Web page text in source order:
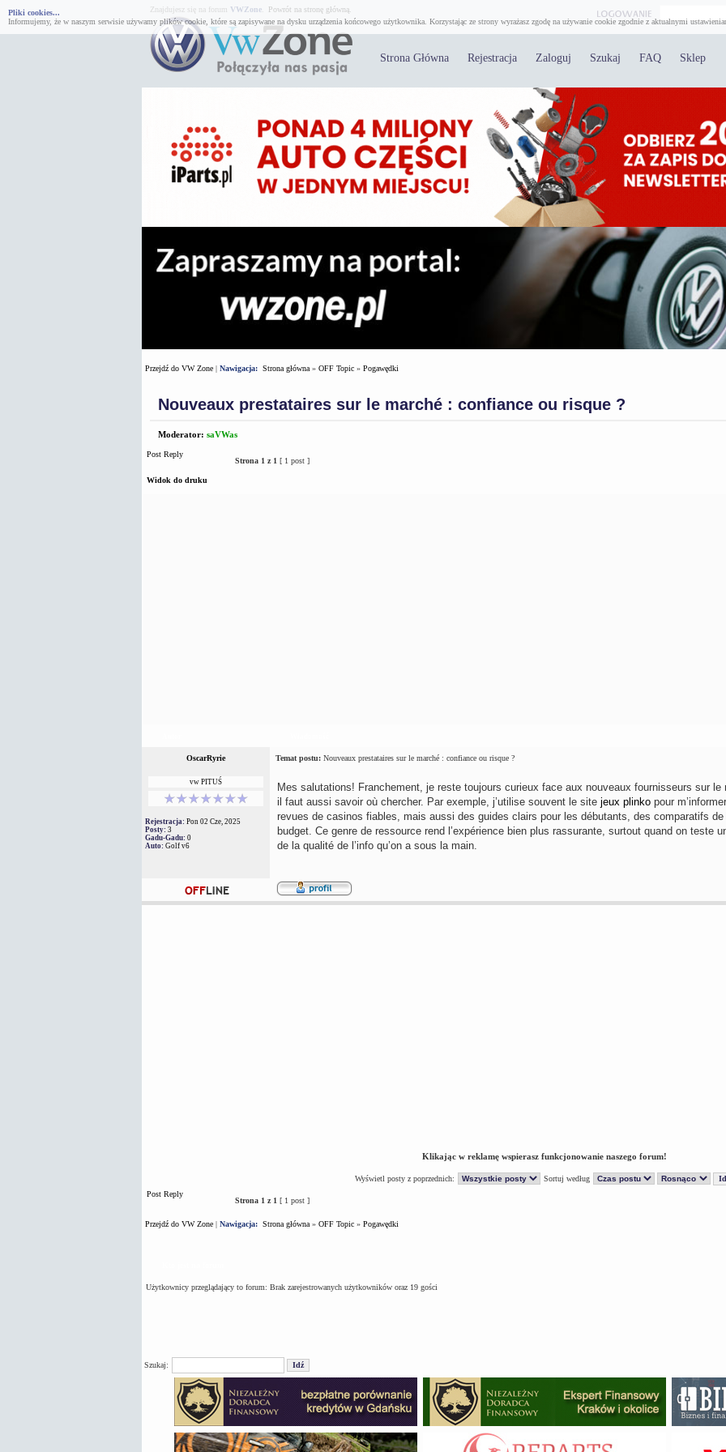
Pliki cookies...
Informujemy, że w naszym serwisie używamy plików cookie, które są zapisywane na dysku urządzenia końcowego użytkownika. Korzystając ze strony wyrażasz zgodę na używanie cookie zgodnie z aktualnymi
Znajdujesz się na forum VWZone. Powrót na stronę główną.
Strona Główna Rejestracja Zaloguj Szukaj FAQ Sklep
Przejdź do VW Zone| Nawigacja: Strona główna» OFF Topic» Pogawędki
Nouveaux prestataires sur le marché : confiance ou risque ?
Moderator: saVWas
Post Reply
Strona 1 z 1 [ 1 post ]
Widok do druku
OscarRyrie Temat postu:Nouveaux prestataires sur le marché : confiance ou risque ?
vw PITUŚ
Rejestracja: Pon 02 Cze, 2025
Posty: 3
Gadu-Gadu: 0
Auto: Golf v6
Mes salutations! Franchement, je reste toujours curieux face aux nouveaux fournisseurs sur
il faut aussi savoir où chercher. Par exemple, j’utilise souvent le site jeux plinkopour
revues de casinos fiables, mais aussi des guides clairs pour les débutants, des comparatifs
budget. Ce genre de ressource rend l’expérience bien plus rassurante, surtout quand on teste
de la qualité de l’info qu’on a sous la main.
Klikając w reklamę wspierasz funkcjonowanie naszego forum!
Wyświetl posty z poprzednich:
Sortuj według
Post Reply
Strona 1 z 1 [ 1 post ]
Przejdź do VW Zone| Nawigacja: Strona główna» OFF Topic» Pogawędki
Użytkownicy przeglądający to forum: Brak zarejestrowanych użytkowników oraz 19 gości
Szukaj: